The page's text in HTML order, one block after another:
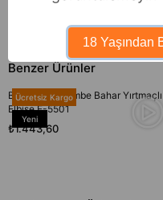
Benzer Ürünler
Bella Notte Pembe Bahar Yırtmaçlı
Elbise E-5501
₺1.443,60
Ücretsiz Kargo
Yeni
18 Yaşından